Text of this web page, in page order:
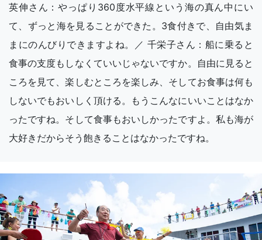
英伸さん：やっぱり360度水平線という海の真ん中にい
て、ずっと海を見ることができた。3食付きで、自由気ま
まにのんびりできますよね。／ 千栄子さん：船に乗ると
食事の支度もしなくていいじゃないですか。自由に見ると
ころを見て、楽しむところを楽しみ、そしてお食事は何も
しないでもおいしく頂ける。もうこんなにいいことはなか
ったですね。そして食事もおいしかったですよ。私も海が
大好きだからそう飽きることはなかったですね。